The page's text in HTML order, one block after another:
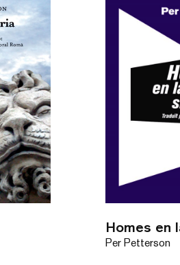
Per Petterson